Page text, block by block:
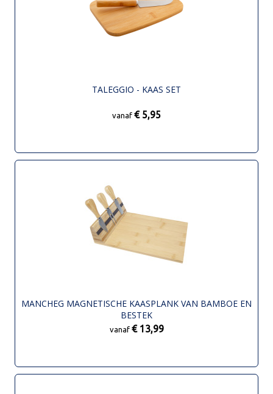
TALEGGIO - KAAS SET
vanaf € 5,95
MANCHEG MAGNETISCHE KAASPLANK VAN BAMBOE EN
BESTEK
vanaf € 13,99